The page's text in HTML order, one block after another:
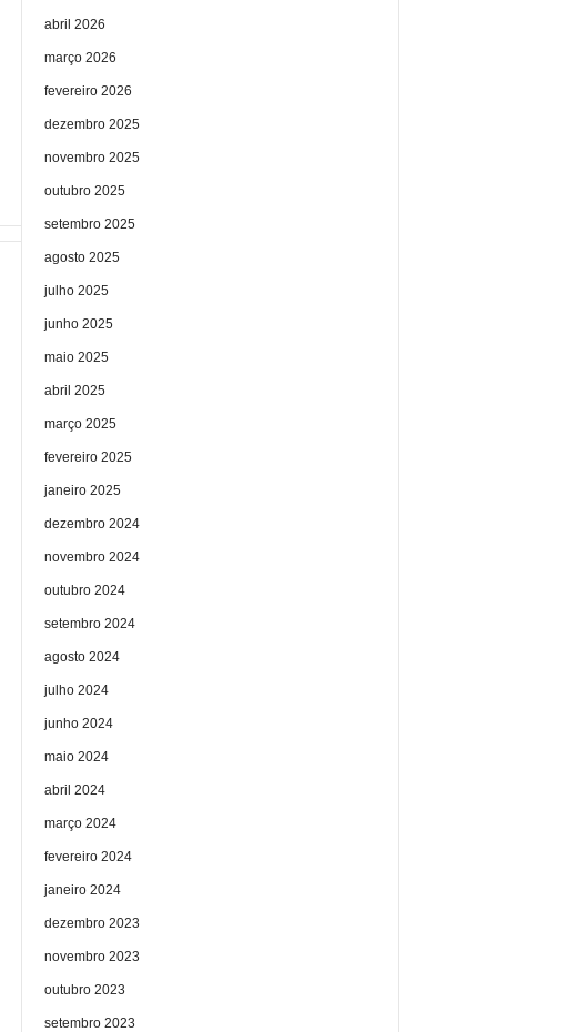
abril 2026
março 2026
fevereiro 2026
dezembro 2025
novembro 2025
outubro 2025
setembro 2025
agosto 2025
julho 2025
junho 2025
maio 2025
abril 2025
março 2025
fevereiro 2025
janeiro 2025
dezembro 2024
novembro 2024
outubro 2024
setembro 2024
agosto 2024
julho 2024
junho 2024
maio 2024
abril 2024
março 2024
fevereiro 2024
janeiro 2024
dezembro 2023
novembro 2023
outubro 2023
setembro 2023